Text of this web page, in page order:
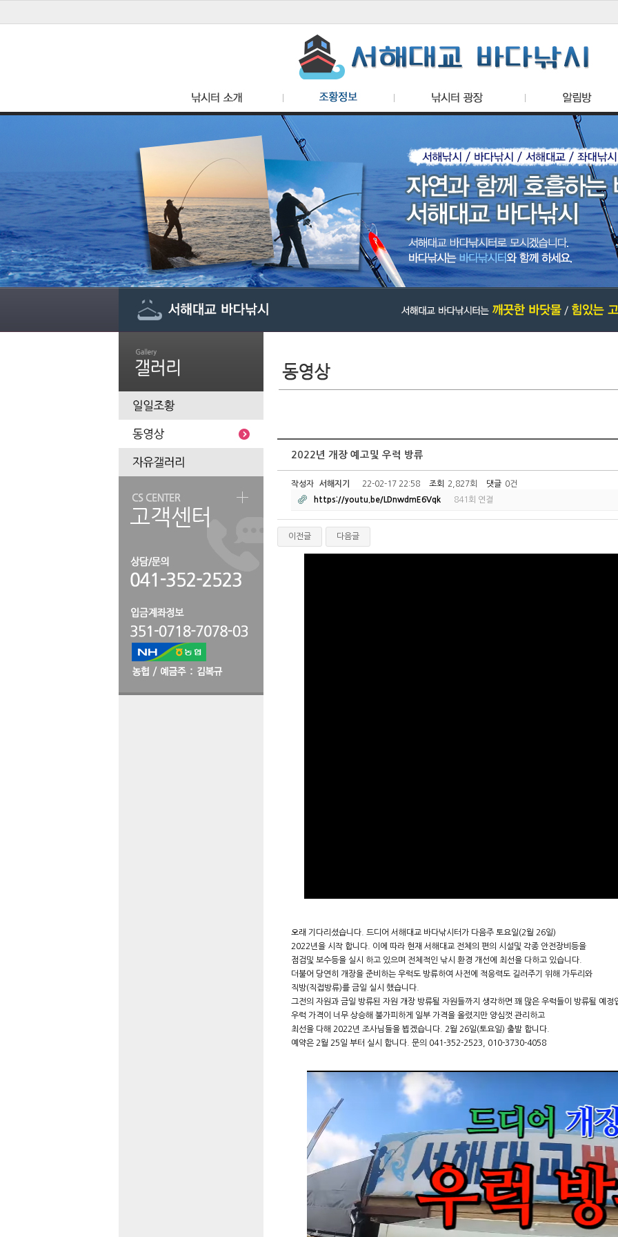
2022년 개장 예고및 우럭 방류
작성자 서해지기 22-02-17 22:58 조회 2,827회 댓글 0건
https://youtu.be/LDnwdmE6Vqk
841회 연결
이전글 다음글
오래 기다리셨습니다. 드디어 서해대교 바다낚시터가 다음주 토요일(2월 26일)
2022년을 시작 합니다. 이에 따라 현재 서해대교 전체의 편의 시설및 각종 안전장비등을
점검및 보수등을 실시 하고 있으며 전체적인 낚시 환경 개선에 최선을 다하고 있습니다.
더불어 당연히 개장을 준비하는 우럭도 방류하여 사전에 적응력도 길러주기 위해 가두리와
직방(직접방류)를 금일 실시 했습니다.
그전의 자원과 금일 방류된 자원 개장 방류될 자원들까지 생각하면 꽤 많은 우럭들이 방류될 예정
우럭 가격이 너무 상승해 불가피하게 일부 가격을 올렸지만 양심껏 관리하고
최선을 다해 2022년 조사님들을 뵙겠습니다. 2월 26일(토요일) 출발 합니다.
예약은 2월 25일 부터 실시 합니다. 문의 041-352-2523, 010-3730-4058